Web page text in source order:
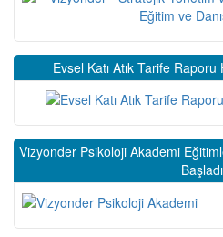
Evsel Katı Atık Tarife Raporu
Vizyonder Psikoloji Akademi